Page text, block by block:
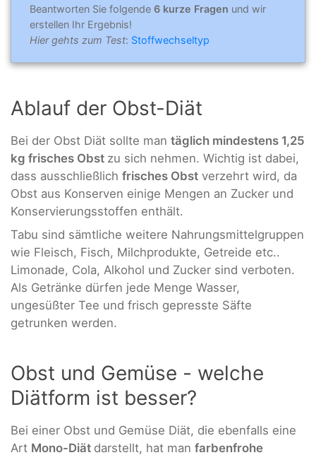
Beantworten Sie folgende 6 kurze Fragen und wir
erstellen Ihr Ergebnis!
Hier gehts zum Test: Stoffwechseltyp
Ablauf der Obst-Diät
Bei der Obst Diät sollte man täglich mindestens 1,25
kg frisches Obst zu sich nehmen. Wichtig ist dabei,
dass ausschließlich frisches Obst verzehrt wird, da
Obst aus Konserven einige Mengen an Zucker und
Konservierungsstoffen enthält.
Tabu sind sämtliche weitere Nahrungsmittelgruppen
wie Fleisch, Fisch, Milchprodukte, Getreide etc..
Limonade, Cola, Alkohol und Zucker sind verboten.
Als Getränke dürfen jede Menge Wasser,
ungesüßter Tee und frisch gepresste Säfte
getrunken werden.
Obst und Gemüse - welche
Diätform ist besser?
Bei einer Obst und Gemüse Diät, die ebenfalls eine
Art Mono-Diät darstellt, hat man farbenfrohe